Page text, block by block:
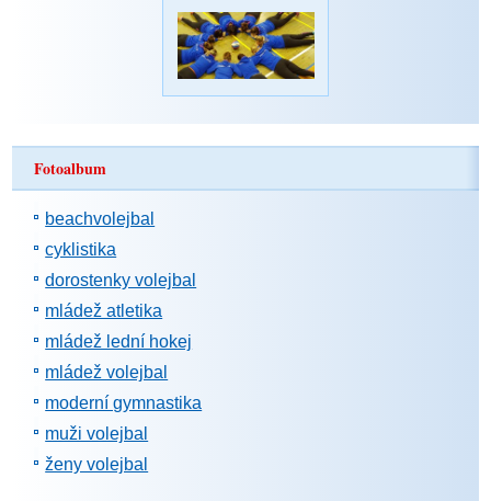
Fotoalbum
beachvolejbal
cyklistika
dorostenky volejbal
mládež atletika
mládež lední hokej
mládež volejbal
moderní gymnastika
muži volejbal
ženy volejbal